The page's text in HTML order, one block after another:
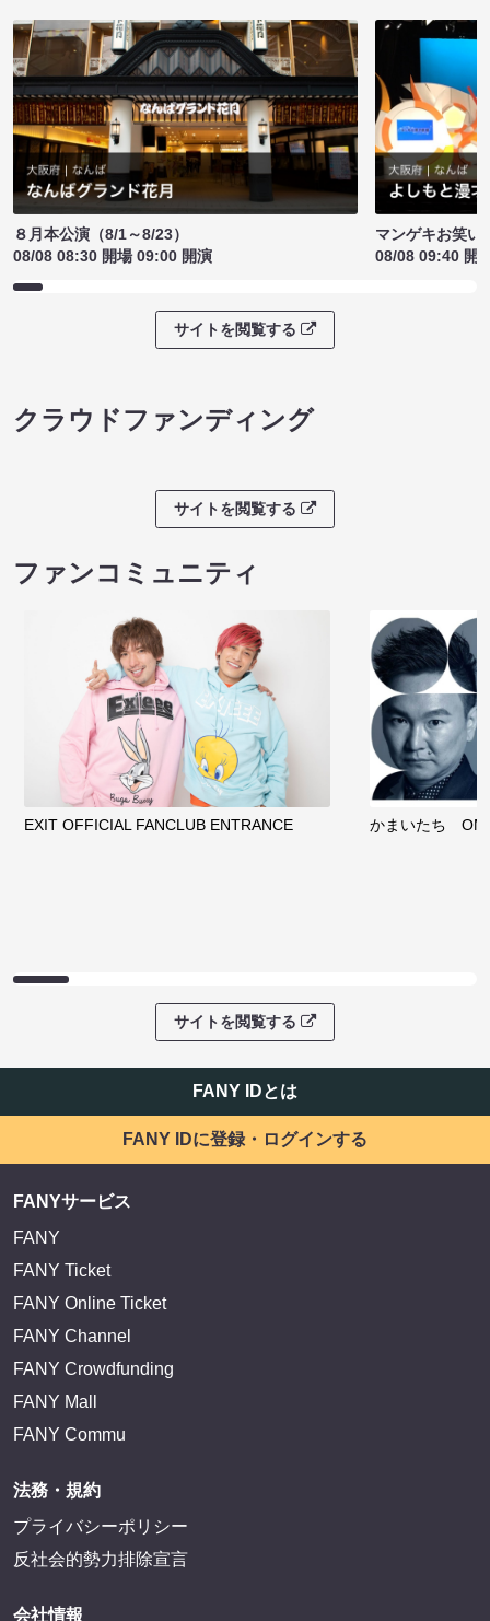
８月本公演（8/1～8/23）
08/08 08:30 開場 09:00 開演
マンゲキお笑い
08/08 09:40 開
サイトを閲覧する
クラウドファンディング
サイトを閲覧する
ファンコミュニティ
EXIT OFFICIAL FANCLUB ENTRANCE かまいたち
サイトを閲覧する
FANY IDとは
FANY IDに登録・ログインする
FANYサービス
FANY
FANY Ticket
FANY Online Ticket
FANY Channel
FANY Crowdfunding
FANY Mall
FANY Commu
法務・規約
プライバシーポリシー
反社会的勢力排除宣言
会社情報